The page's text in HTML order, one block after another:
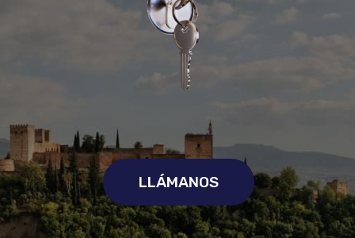
LLÁMANOS